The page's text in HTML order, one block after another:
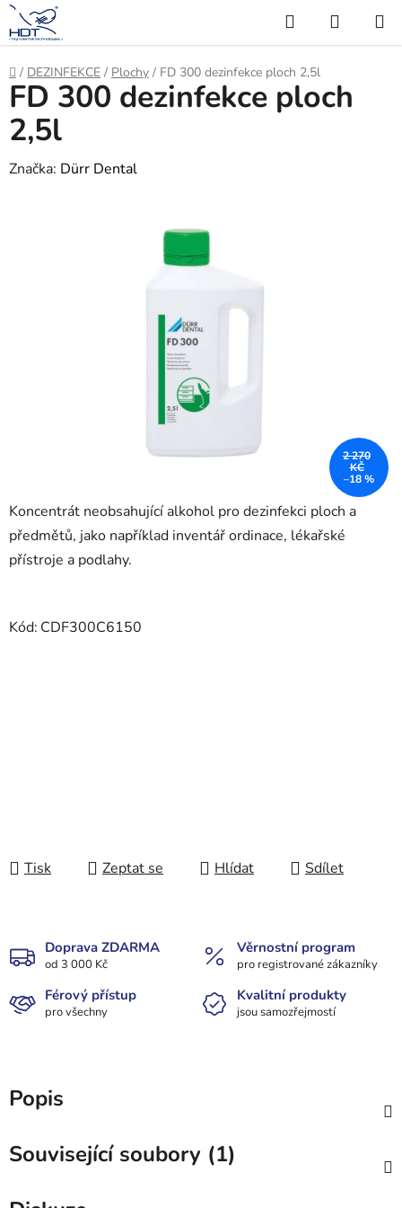
Přejít
na
obsah
Hledat
KOŠÍK
Domů
/ DEZINFEKCE / Plochy / FD 300 dezinfekce ploch 2,5l
Koncentrát neobsahující alkohol pro dezinfekci ploch a
předmětů, jako například inventář ordinace, lékařské
přístroje a podlahy.
Kód: CDF300C6150
Tisk Zeptat se Hlídat Sdílet
FD 300 dezinfekce ploch
2,5l
Značka: Dürr Dental
2 270
KČ
–18 %
Doprava ZDARMA
od 3 000 Kč
Věrnostní program
pro registrované zákazníky
Férový přístup
pro všechny
Kvalitní produkty
jsou samozřejmostí
Popis
Související soubory (1)